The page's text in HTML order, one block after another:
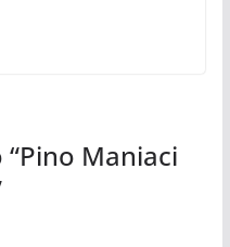
Pino Maniaci